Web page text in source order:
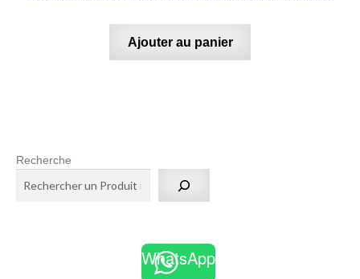
Ajouter au panier
Recherche
WhatsApp